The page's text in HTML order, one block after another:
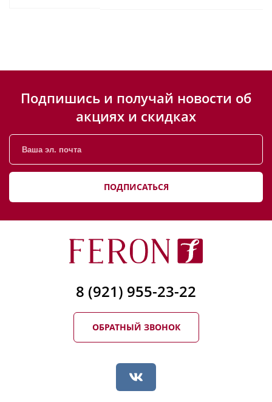
Подпишись и получай новости об
акциях и скидках
ПОДПИСАТЬСЯ
8 (921) 955-23-22
ОБРАТНЫЙ ЗВОНОК